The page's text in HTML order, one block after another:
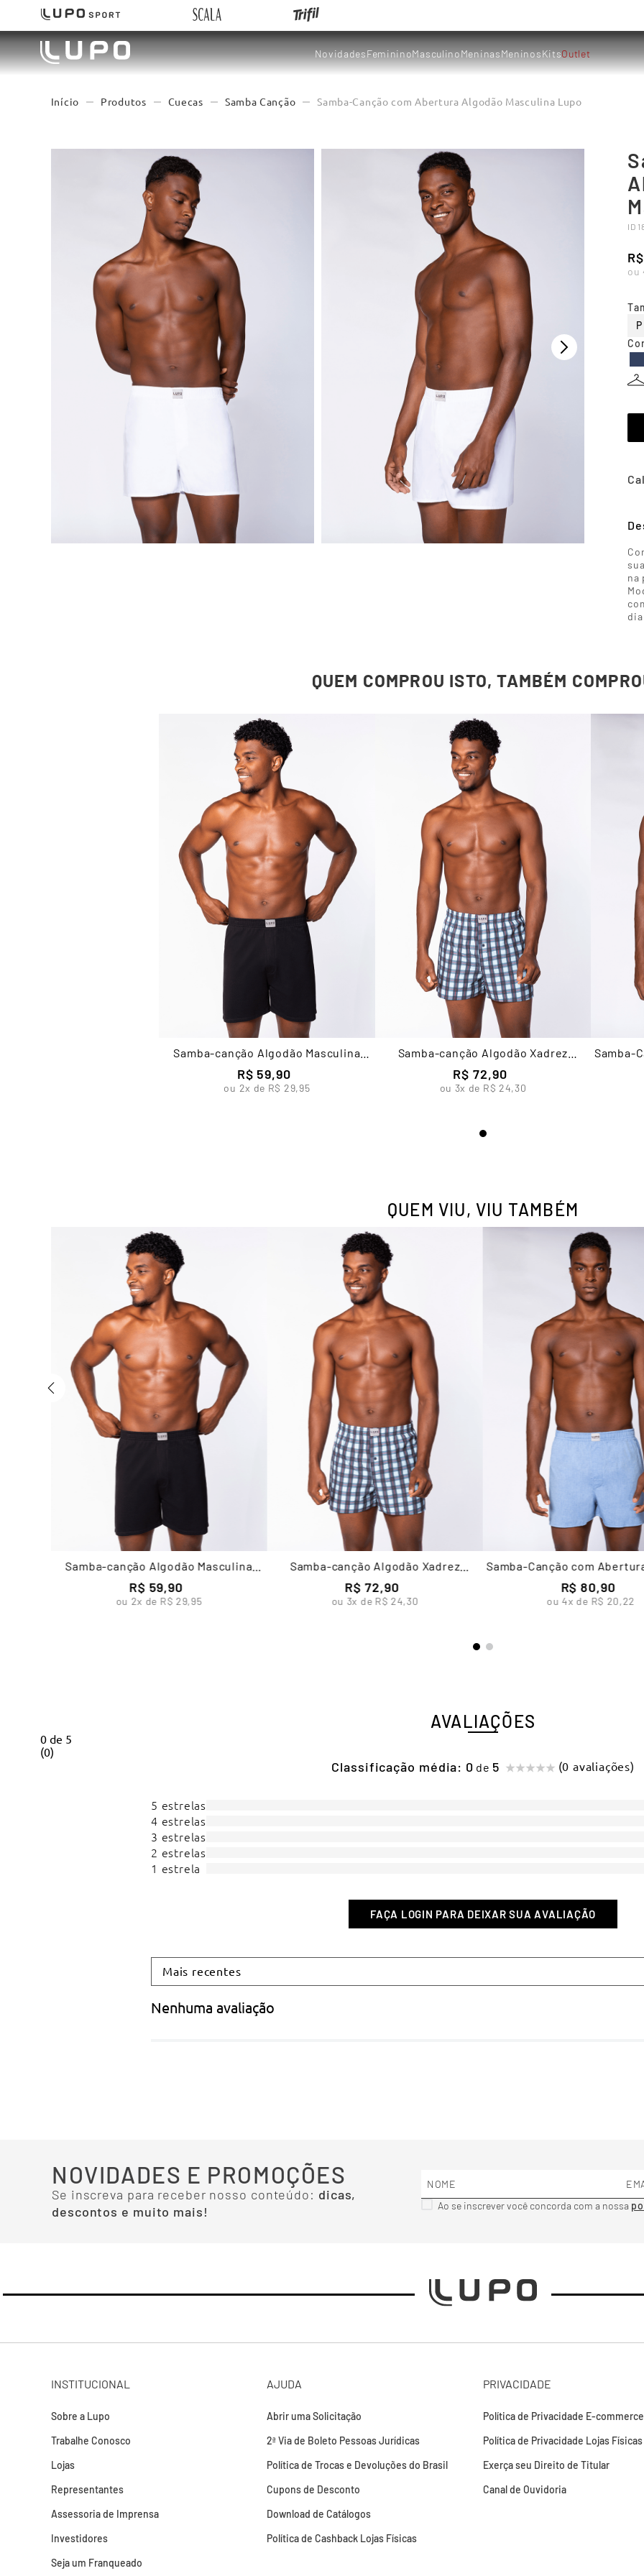
NovidadesFemininoMasculinoMeninasMeninosKitsOutlet
Produtos Cuecas Samba Canção Samba-Canção com Abertura Algodão Masculina Lupo
ID
R$
ou
P
na
QUEM COMPROU ISTO, TAMBÉM
Samba-canção Algodão Masculina
Lupo
R$ 59,90
ou 2x de R$ 29,95
Samba-canção Algodão Xadrez
Masculina Lupo
R$ 72,90
ou 3x de R$ 24,30
Samba-
QUEM VIU, VIU TAMBÉM
Samba-canção Algodão Masculina
R$ 59,90
ou 2x de R$ 29,95
Samba-canção Algodão Xadrez
Masculina Lupo
R$ 72,90
ou 3x de R$ 24,30
Samba-Canção com
Masculina Lupo
R$ 80,90
ou 4x de R$ 20,22
AVALIAÇÕES
0 de 5
(0)
Classificação média: 0 (0 avaliações)
5 estrelas
4 estrelas
3 estrelas
2 estrelas
1 estrela
Mais recentes
Nenhuma avaliação
NOVIDADES E PROMOÇÕES
Se inscreva para receber nosso conteúdo: dicas,
descontos e muito mais!
Ao se inscrever você concorda com a nossa
INSTITUCIONAL
Sobre a Lupo
Trabalhe Conosco
Lojas
Representantes
Assessoria de Imprensa
Investidores
Seja um Franqueado
AJUDA
Abrir uma Solicitação
2ª Via de Boleto Pessoas Jurídicas
Política de Trocas e Devoluções do Brasil
Cupons de Desconto
Download de Catálogos
Política de Cashback Lojas Físicas
PRIVACIDADE
Política de Privacidade E-commerce
Política de Privacidade Lojas Físicas
Exerça seu Direito de Titular
Canal de Ouvidoria